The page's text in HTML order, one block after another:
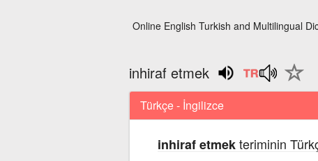
Online English Turkish and Multilingual
inhiraf etmek
Türkçe - İngilizce
inhiraf etmekteriminin